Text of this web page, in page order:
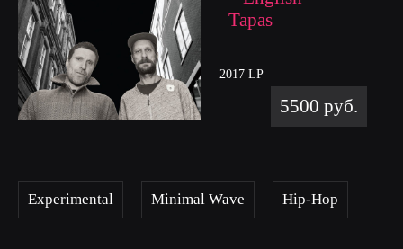
Tapas
2017 LP
5500 руб.
Experimental Minimal Wave Hip-Hop